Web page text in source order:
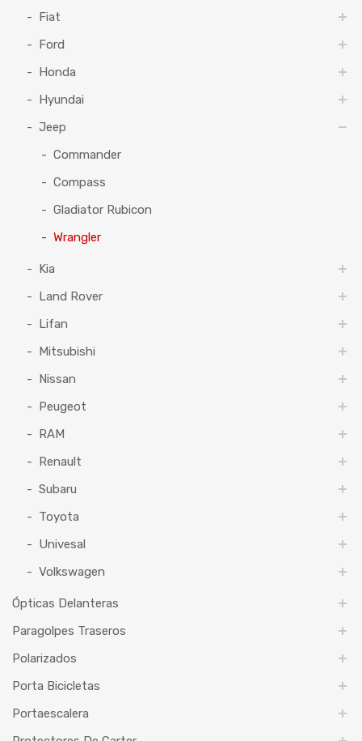
Fiat
Ford
Honda
Hyundai
Jeep
Commander
Compass
Gladiator Rubicon
Wrangler
Kia
Land Rover
Lifan
Mitsubishi
Nissan
Peugeot
RAM
Renault
Subaru
Toyota
Univesal
Volkswagen
Ópticas Delanteras
Paragolpes Traseros
Polarizados
Porta Bicicletas
Portaescalera